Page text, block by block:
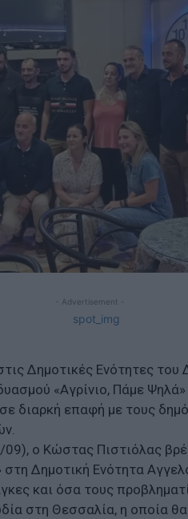
- Advertisement -
Δημοτικές Ενότητες
«Αγρίνιο, Πάμε
διαρκή επαφή με τους
ο Κώστας Πιστιόλας
στη Δημοτική Ενότητα
και όσα τους
στη Θεσσαλία, η οποία